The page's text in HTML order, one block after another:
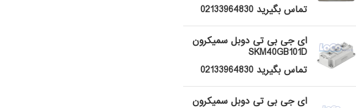
تماس بگیرید 02133964830
ای جی بی تی دوبل سمیکرون
SKM40GB101D
تماس بگیرید 02133964830
ای جی بی تی دوبل سمیکرون